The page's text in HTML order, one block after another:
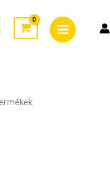
Menu